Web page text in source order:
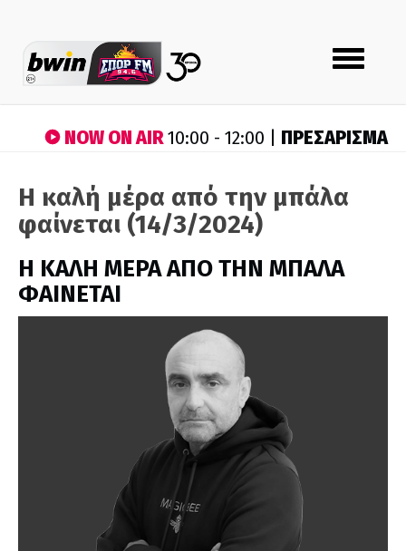
Toggle
navigation
NOW ON AIR10:00 - 12:00 | ΠΡΕΣΑΡΙΣΜΑ
Η καλή μέρα από την μπάλα
φαίνεται (14/3/2024)
H ΚΑΛΗ ΜΕΡΑ ΑΠΟ ΤΗΝ ΜΠΑΛΑ
ΦΑΙΝΕΤΑΙ